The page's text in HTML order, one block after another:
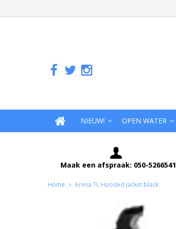
NIEUW! OPEN WATER
Maak een afspraak: 050-5266541
Home Arena TL Hooded jacket black